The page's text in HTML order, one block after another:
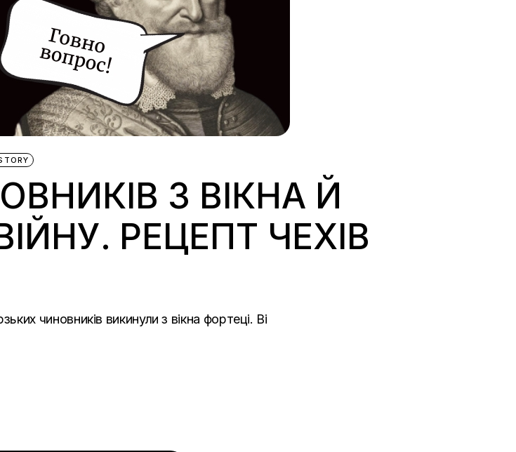
З ВІКНА Й
РЕЦЕПТ ЧЕХІВ
чиновників викинули з вікна фортеці. Ві